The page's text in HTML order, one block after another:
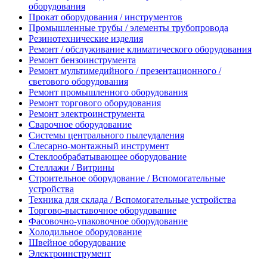
оборудования
Прокат оборудования / инструментов
Промышленные трубы / элементы трубопровода
Резинотехнические изделия
Ремонт / обслуживание климатического оборудования
Ремонт бензоинструмента
Ремонт мультимедийного / презентационного /
светового оборудования
Ремонт промышленного оборудования
Ремонт торгового оборудования
Ремонт электроинструмента
Сварочное оборудование
Системы центрального пылеудаления
Слесарно-монтажный инструмент
Стеклообрабатывающее оборудование
Стеллажи / Витрины
Строительное оборудование / Вспомогательные
устройства
Техника для склада / Вспомогательные устройства
Торгово-выставочное оборудование
Фасовочно-упаковочное оборудование
Холодильное оборудование
Швейное оборудование
Электроинструмент